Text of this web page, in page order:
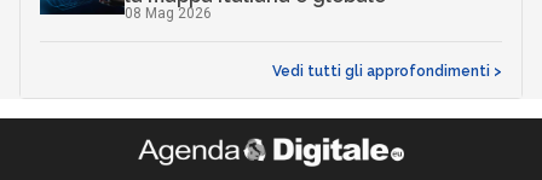
08 Mag 2026
Vedi tutti gli approfondimenti >